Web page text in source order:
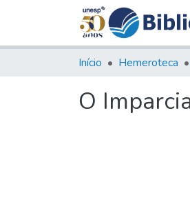
Início Hemeroteca
O